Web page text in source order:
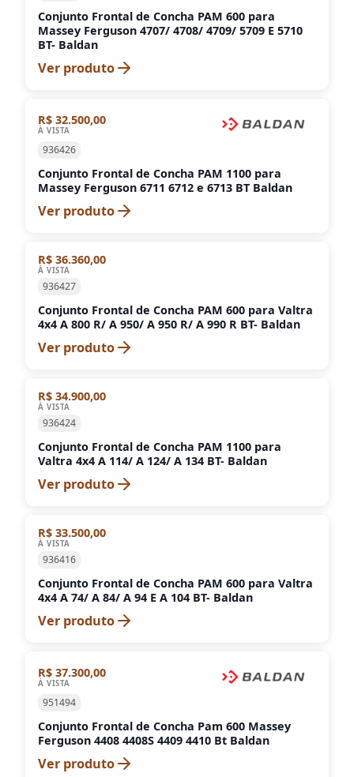
Conjunto Frontal de Concha PAM 600 para
Massey Ferguson 4707/ 4708/ 4709/ 5709 E 5710
BT- Baldan
Ver produto
R$ 32.500,00
À VISTA
936426
Conjunto Frontal de Concha PAM 1100 para
Massey Ferguson 6711 6712 e 6713 BT Baldan
Ver produto
R$ 36.360,00
À VISTA
936427
Conjunto Frontal de Concha PAM 600 para Valtra
4x4 A 800 R/ A 950/ A 950 R/ A 990 R BT- Baldan
Ver produto
R$ 34.900,00
À VISTA
936424
Conjunto Frontal de Concha PAM 1100 para
Valtra 4x4 A 114/ A 124/ A 134 BT- Baldan
Ver produto
R$ 33.500,00
À VISTA
936416
Conjunto Frontal de Concha PAM 600 para Valtra
4x4 A 74/ A 84/ A 94 E A 104 BT- Baldan
Ver produto
R$ 37.300,00
À VISTA
951494
Conjunto Frontal de Concha Pam 600 Massey
Ferguson 4408 4408S 4409 4410 Bt Baldan
Ver produto